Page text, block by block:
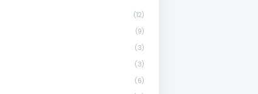
(12)
(9)
(3)
(3)
(6)